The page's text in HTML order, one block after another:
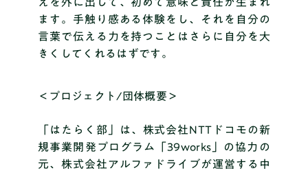
えを外に出して、初めて意味と責任が生まれ
ます。手触り感ある体験をし、それを自分の
言葉で伝える力を持つことはさらに自分を大
きくしてくれるはずです。
＜プロジェクト/団体概要＞
「はたらく部」は、株式会社NTTドコモの新
規事業開発プログラム「39works」の協力の
元、株式会社アルファドライブが運営する中